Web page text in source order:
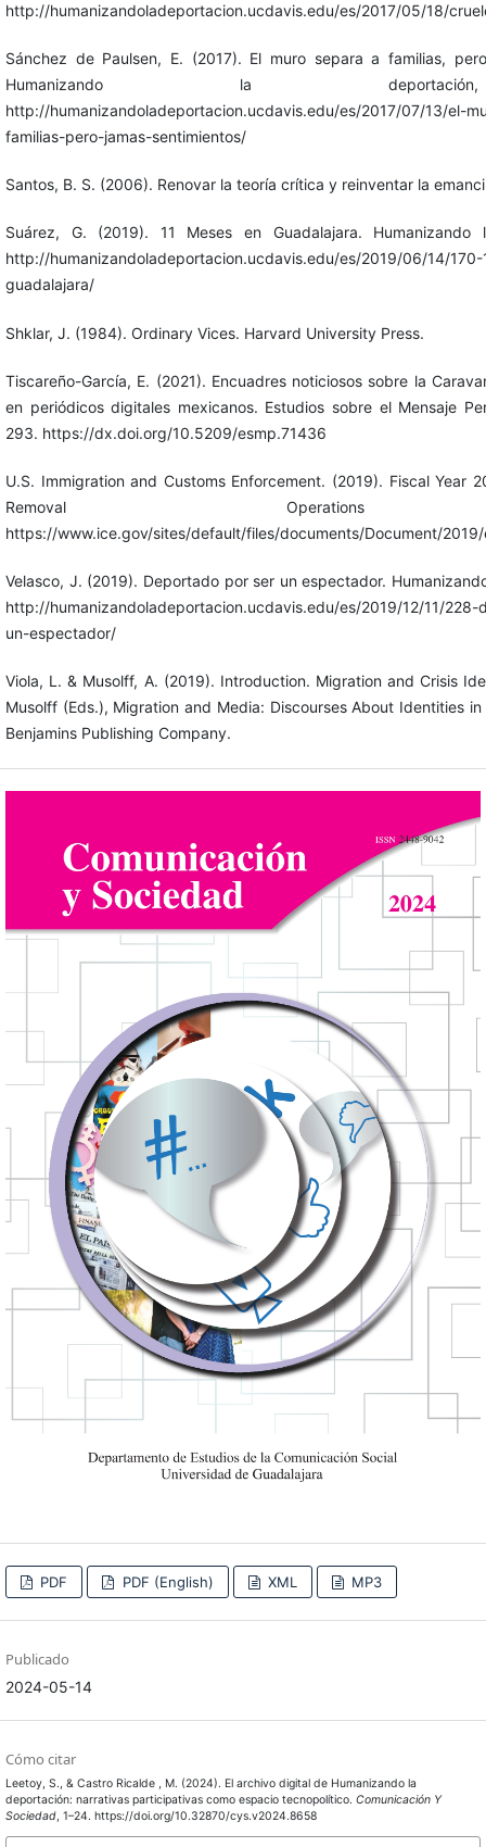
http://humanizandoladeportacion.ucdavis.edu/es/2017/05/18/
Sánchez de Paulsen, E. (2017). El muro separa a familias,
Humanizando la
http://humanizandoladeportacion.ucdavis.edu/es/2017/07/13/el-
familias-pero-jamas-sentimientos/
Santos, B. S. (2006). Renovar la teoría crítica y reinventar la
Suárez, G. (2019). 11 Meses en Guadalajara. Humanizando
http://humanizandoladeportacion.ucdavis.edu/es/2019/06/14/170-
guadalajara/
Shklar, J. (1984). Ordinary Vices. Harvard University Press.
Tiscareño-García, E. (2021). Encuadres noticiosos sobre la
en periódicos digitales mexicanos. Estudios sobre el Mensaje
293. https://dx.doi.org/10.5209/esmp.71436
U.S. Immigration and Customs Enforcement. (2019). Fiscal Year
Removal Operations
https://www.ice.gov/sites/default/files/documents/Document/
Velasco, J. (2019). Deportado por ser un espectador.
http://humanizandoladeportacion.ucdavis.edu/es/2019/12/11/
un-espectador/
Viola, L. & Musolff, A. (2019). Introduction. Migration and Crisis
Musolff (Eds.), Migration and Media: Discourses About Identities
Benjamins Publishing Company.
PDF PDF (English) XML MP3
Publicado
2024-05-14
Cómo citar
Leetoy, S., & Castro Ricalde , M. (2024). El archivo digital de Humanizando la
deportación: narrativas participativas como espacio tecnopolítico. Comunicación Y
Sociedad, 1–24. https://doi.org/10.32870/cys.v2024.8658